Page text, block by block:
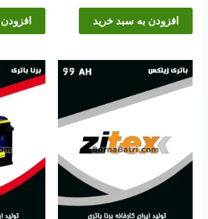
افزودن به سبد خرید